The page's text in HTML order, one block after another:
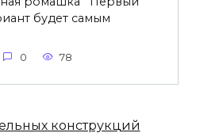
будет самым
0 78